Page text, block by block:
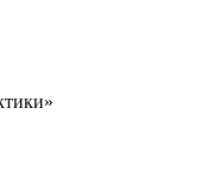
медведя в Российской
км: построили